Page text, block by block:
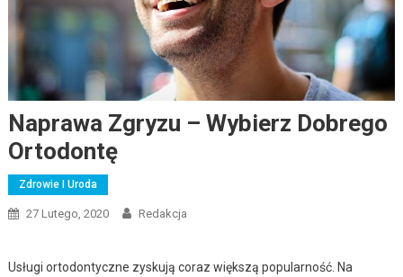
Naprawa Zgryzu – Wybierz Dobrego
Ortodontę
Zdrowie I Uroda
27 Lutego, 2020 Redakcja
Usługi ortodontyczne zyskują coraz większą popularność. Na